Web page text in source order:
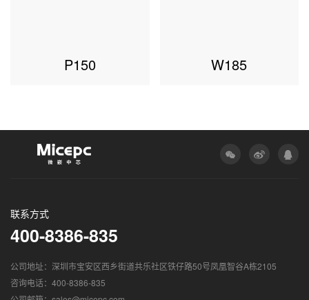
P150 W185
联系方式
400-8386-835
公司地址：深圳市宝安区西乡街道共乐社区铁仔路50号凤凰智谷A栋2105
咨询电话：400-8386-835